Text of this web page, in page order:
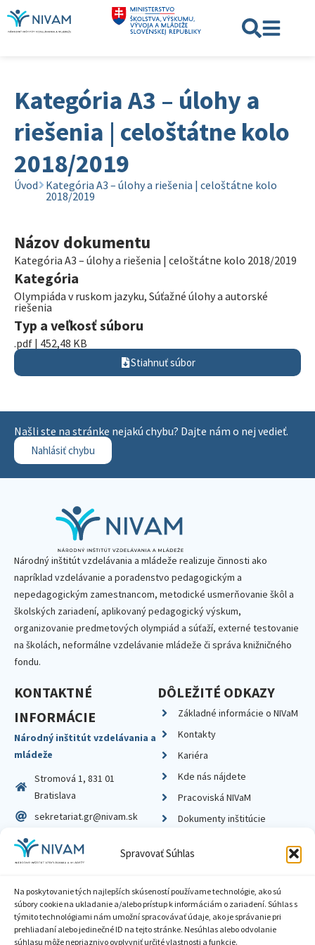
Spravovať Súhlas
Na poskytovanie tých najlepších skúseností používame technológie, ako sú
súbory cookie na ukladanie a/alebo prístup k informáciám o zariadení. Súhlas s
týmito technológiami nám umožní spracovávať údaje, ako je správanie pri
prehliadaní alebo jedinečné ID na tejto stránke. Nesúhlas alebo odvolanie
súhlasu môže nepriaznivo ovplyvniť určité vlastnosti a funkcie.
Kategória A3 – úlohy a
riešenia | celoštátne kolo
2018/2019
Úvod
Kategória A3 – úlohy a riešenia | celoštátne kolo
2018/2019
Názov dokumentu
Kategória A3 – úlohy a riešenia | celoštátne kolo 2018/2019
Kategória
Olympiáda v ruskom jazyku, Súťažné úlohy a autorské
riešenia
Typ a veľkosť súboru
.pdf | 452,48 KB
Stiahnuť súbor
Našli ste na stránke nejakú chybu? Dajte nám o nej vedieť.
Nahlásiť chybu
Národný inštitút vzdelávania a mládeže realizuje činnosti ako
napríklad vzdelávanie a poradenstvo pedagogickým a
nepedagogickým zamestnancom, metodické usmerňovanie škôl a
školských zariadení, aplikovaný pedagogický výskum,
organizovanie predmetových olympiád a súťaží, externé testovanie
na školách, neformálne vzdelávanie mládeže či správa knižničného
fondu.
KONTAKTNÉ
INFORMÁCIE
Národný inštitút vzdelávania a
mládeže
Stromová 1, 831 01
Bratislava
sekretariat.gr@nivam.sk
IČO: 00164348
DIČ: 2020798714
DÔLEŽITÉ ODKAZY
Základné informácie o NIVaM
Kontakty
Kariéra
Kde nás nájdete
Pracoviská NIVaM
Dokumenty inštitúcie
Zásady ochrany súkromia